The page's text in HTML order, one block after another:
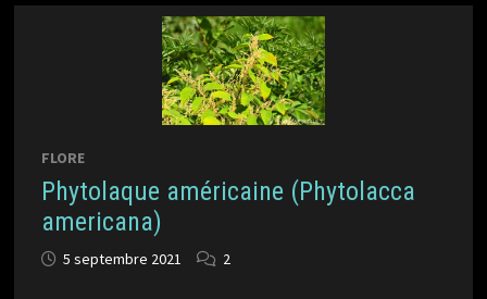
FLORE
Phytolaque américaine (Phytolacca
americana)
5 septembre 2021 2